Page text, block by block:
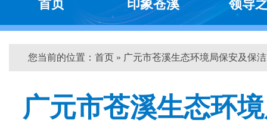
首页 印象苍溪 领导
您当前的位置： 首页 » 广元市苍溪生态环境局保安及保
广元市苍溪生态环